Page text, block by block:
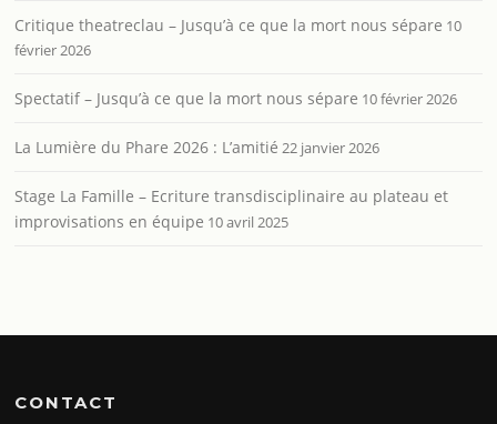
Critique theatreclau – Jusqu’à ce que la mort nous sépare 10
février 2026
Spectatif – Jusqu’à ce que la mort nous sépare 10 février 2026
La Lumière du Phare 2026 : L’amitié 22 janvier 2026
Stage La Famille – Ecriture transdisciplinaire au plateau et
improvisations en équipe 10 avril 2025
CONTACT